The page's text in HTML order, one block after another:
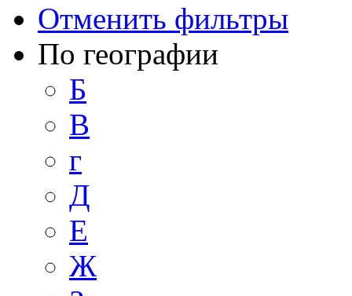
Отменить фильтры
По географии
Б
В
г
Д
Е
Ж